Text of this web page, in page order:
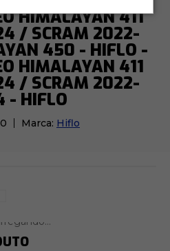
HIMALAYAN 411
/ SCRAM 2022-
450 - HIFLO -
HIMALAYAN 411
/ SCRAM 2022-
- HIFLO
Marca: Hiflo